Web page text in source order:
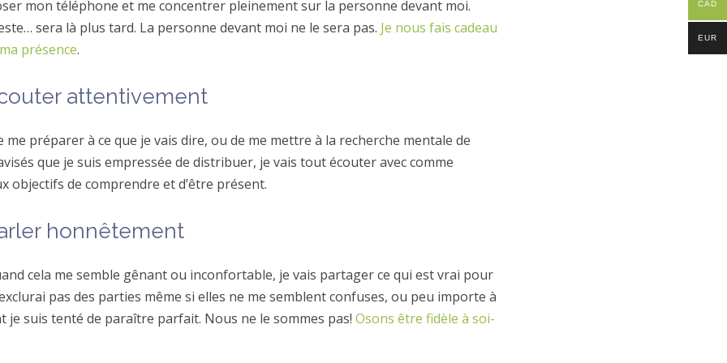
mon téléphone et me concentrer pleinement sur la personne devant moi.
sera là plus tard. La personne devant moi ne le sera pas. Je nous fais cadeau
présence.
attentivement
me préparer à ce que je vais dire, ou de me mettre à la recherche mentale de
que je suis empressée de distribuer, je vais tout écouter avec comme
objectifs de comprendre et d’être présent.
honnêtement
cela me semble gênant ou inconfortable, je vais partager ce qui est vrai pour
pas des parties même si elles ne me semblent confuses, ou peu importe à
je suis tenté de paraître parfait. Nous ne le sommes pas! Osons être fidèle à soi-
CAD
EUR